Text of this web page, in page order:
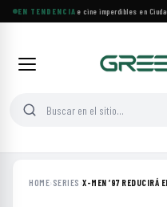
EN TENDENCIA
Cuatro festivales de cine imperdibles en Ciudad
HOME› SERIES ›X-MEN ’97 REDUCIRÁ